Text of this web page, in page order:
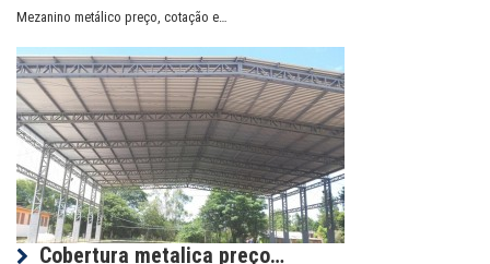
Mezanino metálico preço, cotação e…
Cobertura metalica preço…